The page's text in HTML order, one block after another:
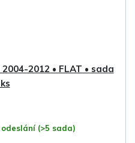
2012 • FLAT • sada
odeslání (>5 sada)